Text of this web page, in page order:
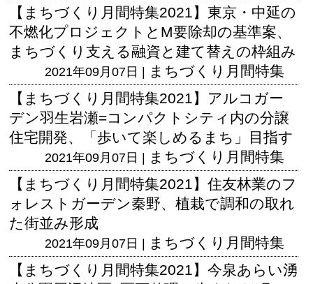
【まちづくり月間特集2021】東京・中延の
不燃化プロジェクトとM要除却の基準案、
まちづくり支える融資と建て替えの枠組み
2021年09月07日 |
まちづくり月間特集
【まちづくり月間特集2021】アルコガー
デン羽生岩瀬=コンパクトシティ内の分譲
住宅開発、「歩いて楽しめるまち」目指す
2021年09月07日 |
まちづくり月間特集
【まちづくり月間特集2021】住友林業のフ
ォレストガーデン秦野、植栽で調和の取れ
た街並み形成
2021年09月07日 |
まちづくり月間特集
【まちづくり月間特集2021】今泉あらい湧